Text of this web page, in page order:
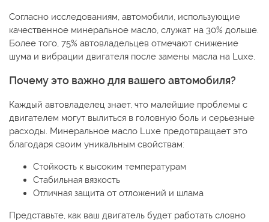
Согласно исследованиям, автомобили, использующие
качественное минеральное масло, служат на 30% дольше.
Более того, 75% автовладельцев отмечают снижение
шума и вибрации двигателя после замены масла на Luxe.
Почему это важно для вашего автомобиля?
Каждый автовладелец знает, что малейшие проблемы с
двигателем могут вылиться в головную боль и серьезные
расходы. Минеральное масло Luxe предотвращает это
благодаря своим уникальным свойствам:
Стойкость к высоким температурам
Стабильная вязкость
Отличная защита от отложений и шлама
Представьте, как ваш двигатель будет работать словно